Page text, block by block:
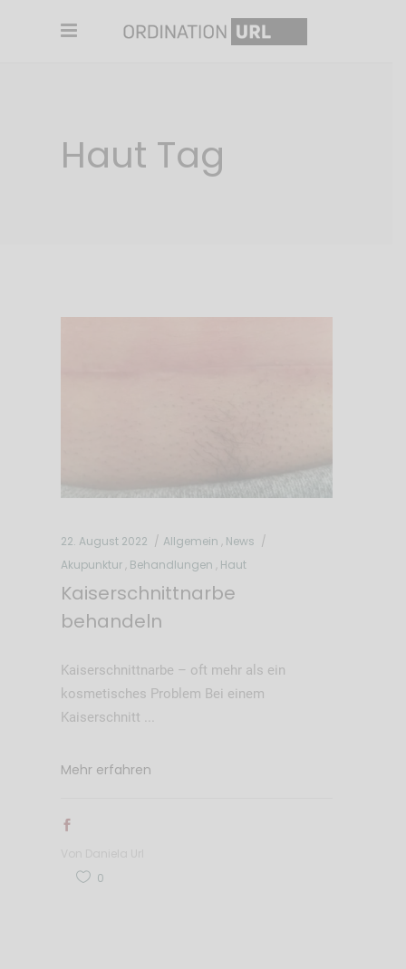
Haut Tag
22. August 2022 Allgemein , News
Akupunktur , Behandlungen , Haut
Kaiserschnittnarbe
behandeln
Kaiserschnittnarbe – oft mehr als ein
kosmetisches Problem Bei einem
Kaiserschnitt
Mehr erfahren
0